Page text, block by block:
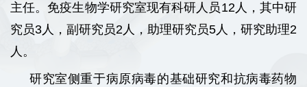
主任。免疫生物学研究室现有科研人员12人，其中研
究员3人，副研究员2人，助理研究员5人，研究助理2
人。
研究室侧重于病原病毒的基础研究和抗病毒药物